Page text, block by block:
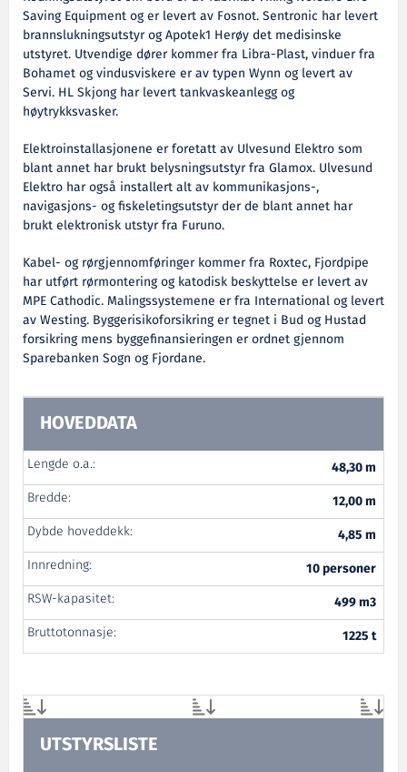
Saving Equipment og er levert av Fosnot. Sentronic har levert
brannslukningsutstyr og Apotek1 Herøy det medisinske
utstyret. Utvendige dører kommer fra Libra-Plast, vinduer fra
Bohamet og vindusviskere er av typen Wynn og levert av
Servi. HL Skjong har levert tankvaskeanlegg og
høytrykksvasker.
Elektroinstallasjonene er foretatt av Ulvesund Elektro som
blant annet har brukt belysningsutstyr fra Glamox. Ulvesund
Elektro har også installert alt av kommunikasjons-,
navigasjons- og fiskeletingsutstyr der de blant annet har
brukt elektronisk utstyr fra Furuno.
Kabel- og rørgjennomføringer kommer fra Roxtec, Fjordpipe
har utført rørmontering og katodisk beskyttelse er levert av
MPE Cathodic. Malingssystemene er fra International og levert
av Westing. Byggerisikoforsikring er tegnet i Bud og Hustad
forsikring mens byggefinansieringen er ordnet gjennom
Sparebanken Sogn og Fjordane.
HOVEDDATA
Lengde o.a.:
48,30 m
Bredde:
12,00 m
Dybde hoveddekk:
4,85 m
Innredning:
10 personer
RSW-kapasitet:
499 m3
Bruttotonnasje:
1225 t
UTSTYRSLISTE